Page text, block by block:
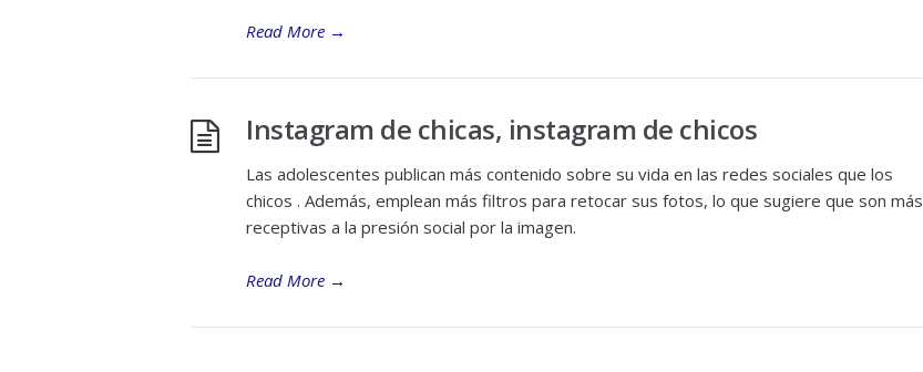
Read More →
Instagram de chicas, instagram de chicos
Las adolescentes publican más contenido sobre su vida en las redes sociales que los
chicos . Además, emplean más filtros para retocar sus fotos, lo que sugiere que son más
receptivas a la presión social por la imagen.
Read More →